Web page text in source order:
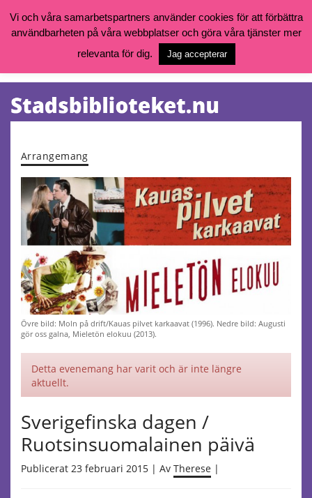
Vill du söka böcker, logga in på ditt bibliotekskonto eller nå övriga
goteborg.se/bibliotek
Öppettider, katalog och kontakt
Tjänster
Arrangemang
Övre bild: Moln på drift/Kauas pilvet karkaavat (1996). Nedre bild: Augusti
gör oss galna, Mieletön elokuu (2013).
Detta evenemang har varit och är inte längre
aktuellt.
Sverigefinska dagen /
Ruotsinsuomalainen päivä
Publicerat 23 februari 2015 | Av Therese |
Vi och våra samarbetspartners använder cookies för att förbättra
användbarheten på våra webbplatser och göra våra tjänster mer
relevanta för dig.
Jag accepterar